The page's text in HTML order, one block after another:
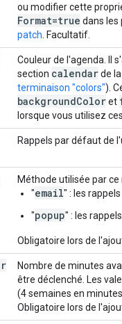
ou modifier cette
Format=true dans les
patch . Facultatif.
Couleur de l'agenda. Il
section calendarde
terminaison "colors").
backgroundColoret
lorsque vous utilisez
Rappels par défaut de
Méthode utilisée par
"email" : les
"popup" : les
Obligatoire lors de
Nombre de minutes
être déclenché. Les
(4 semaines en
Obligatoire lors de